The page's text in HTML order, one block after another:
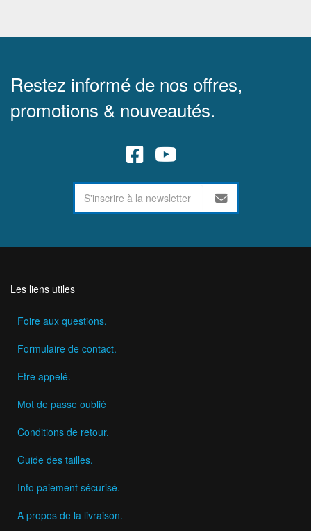
Restez informé de nos offres,
promotions & nouveautés.
Les liens utiles
Foire aux questions.
Formulaire de contact.
Etre appelé.
Mot de passe oublié
Conditions de retour.
Guide des tailles.
Info paiement sécurisé.
A propos de la livraison.